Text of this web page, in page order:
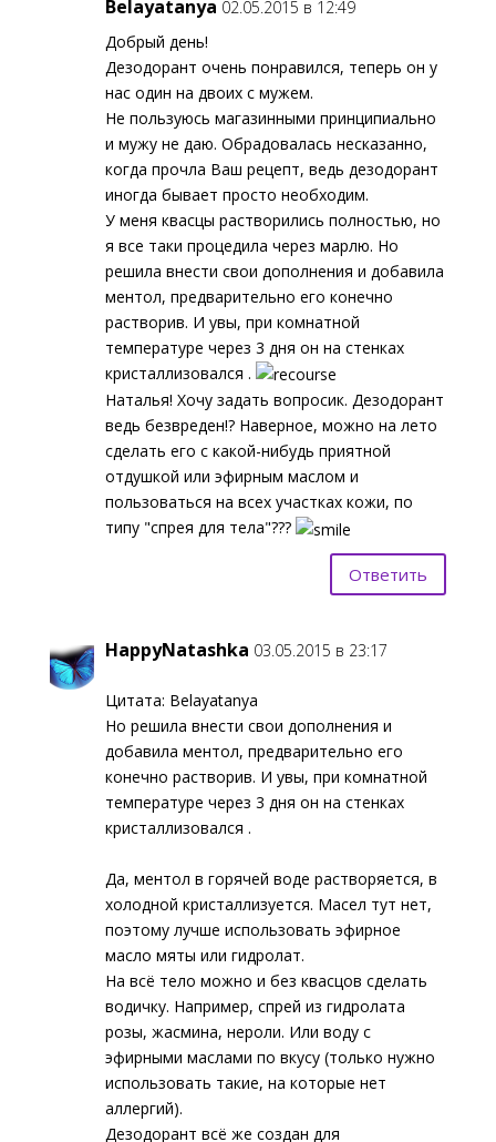
Belayatanya 02.05.2015 в 12:49
Добрый день!
Дезодорант очень понравился, теперь он у
нас один на двоих с мужем.
Не пользуюсь магазинными принципиально
и мужу не даю. Обрадовалась несказанно,
когда прочла Ваш рецепт, ведь дезодорант
иногда бывает просто необходим.
У меня квасцы растворились полностью, но
я все таки процедила через марлю. Но
решила внести свои дополнения и добавила
ментол, предварительно его конечно
растворив. И увы, при комнатной
температуре через 3 дня он на стенках
кристаллизовался .
Наталья! Хочу задать вопросик. Дезодорант
ведь безвреден!? Наверное, можно на лето
сделать его с какой-нибудь приятной
отдушкой или эфирным маслом и
пользоваться на всех участках кожи, по
типу "спрея для тела"???
Ответить
HappyNatashka 03.05.2015 в 23:17
Цитата: Belayatanya
Но решила внести свои дополнения и
добавила ментол, предварительно его
конечно растворив. И увы, при комнатной
температуре через 3 дня он на стенках
кристаллизовался .
Да, ментол в горячей воде растворяется, в
холодной кристаллизуется. Масел тут нет,
поэтому лучше использовать эфирное
масло мяты или гидролат.
На всё тело можно и без квасцов сделать
водичку. Например, спрей из гидролата
розы, жасмина, нероли. Или воду с
эфирными маслами по вкусу (только нужно
использовать такие, на которые нет
аллергий).
Дезодорант всё же создан для